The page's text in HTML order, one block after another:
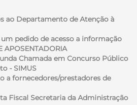
ao Departamento de Atenção à
pedido de acesso a informação
APOSENTADORIA
Chamada em Concurso Público
- SIMUS
a fornecedores/prestadores de
Fiscal Secretaria da Administração